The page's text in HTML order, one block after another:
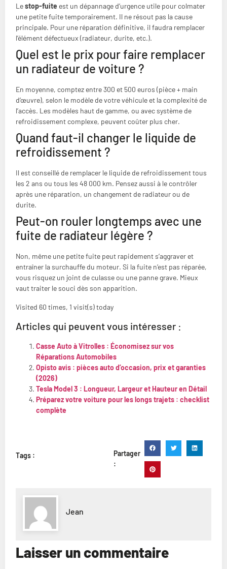
Lestop-fuite est un dépannage d’urgence utile pour colmater
une petite fuite temporairement. Il ne résout pas la cause
principale. Pour une réparation définitive, il faudra remplacer
l’élément défectueux (radiateur, durite, etc.).
Quel est le prix pour faire remplacer
un radiateur de voiture ?
En moyenne, comptez entre 300 et 500 euros (pièce + main
d’œuvre), selon le modèle de votre véhicule et la complexité de
l’accès. Les modèles haut de gamme, ou avec système de
refroidissement complexe, peuvent coûter plus cher.
Quand faut-il changer le liquide de
refroidissement ?
Il est conseillé de remplacer le liquide de refroidissement tous
les 2 ans ou tous les 48 000 km. Pensez aussi à le contrôler
après une réparation, un changement de radiateur ou de
durite.
Peut-on rouler longtemps avec une
fuite de radiateur légère ?
Non, même une petite fuite peut rapidement s’aggraver et
entraîner la surchauffe du moteur. Si la fuite n’est pas réparée,
vous risquez un joint de culasse ou une panne grave. Mieux
vaut traiter le souci dès son apparition.
Visited 60 times, 1 visit(s) today
Articles qui peuvent vous intéresser :
Casse Auto à Vitrolles : Économisez sur vos
Réparations Automobiles
Opisto avis : pièces auto d’occasion, prix et garanties
(2026)
Tesla Model 3 : Longueur, Largeur et Hauteur en Détail
Préparez votre voiture pour les longs trajets : checklist
complète
Tags :
Partager
:
Jean
Laisser un commentaire